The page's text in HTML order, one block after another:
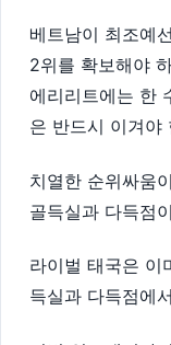
베트남이 최조예
2위를 확보해야
에리리트에는 한
은 반드시 이겨야
치열한 순위싸움
골득실과 다득점
라이벌 태국은 이
득실과 다득점에